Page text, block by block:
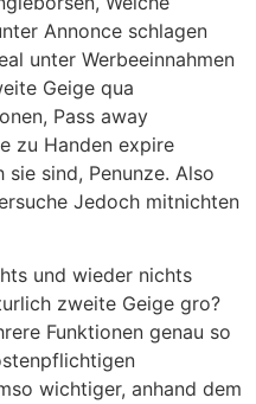
Annonce schlagen
unter Werbeeinnahmen
Geige qua
Pass away
zu Handen expire
sind, Penunze. Also
Jedoch mitnichten
und wieder nichts
zweite Geige gro?
Funktionen genau so
wichtiger, anhand dem